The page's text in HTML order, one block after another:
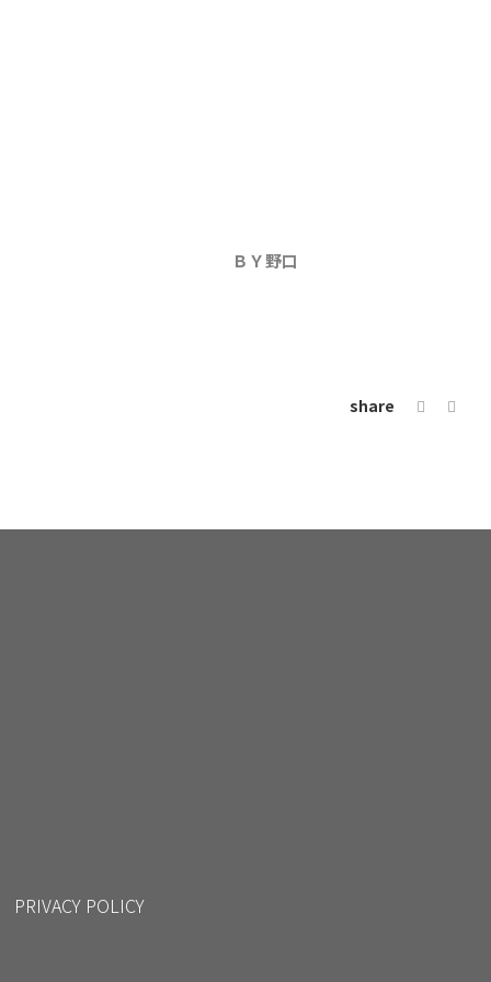
ＢＹ野口
share
PRIVACY POLICY